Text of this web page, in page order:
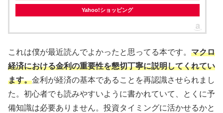
Yahoo!ショッピング
これは僕が最近読んでよかったと思ってる本です。 マクロ
経済における金利の重要性を懇切丁寧に説明してくれてい
ます。金利が経済の基本であることを再認識させられまし
た。初心者でも読みやすいように書かれていて、とくに予
備知識は必要ありません。投資タイミングに活かせるかと